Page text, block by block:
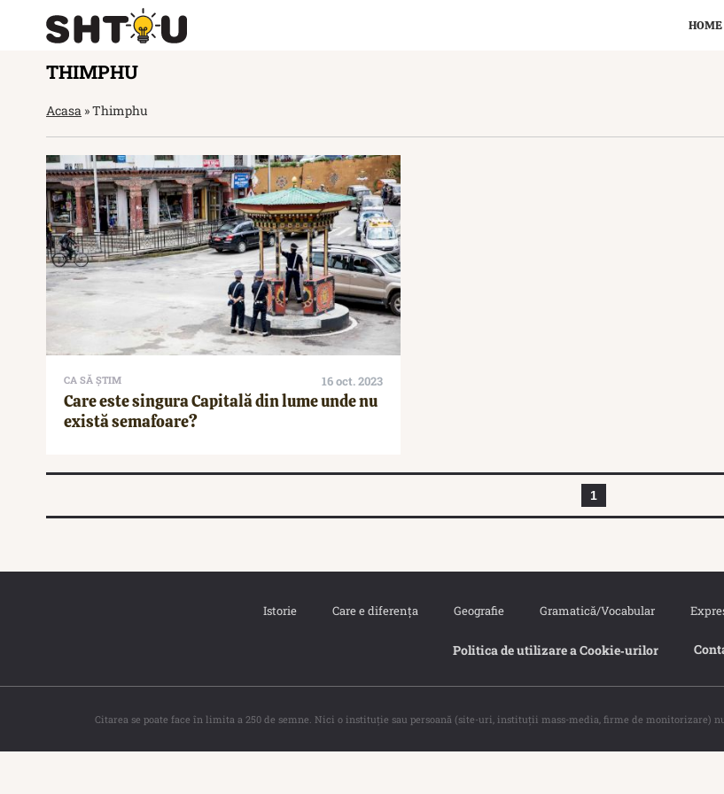
HOME
THIMPHU
Acasa »Thimphu
CA SĂ ȘTIM 16 oct. 2023
Care este singura Capitală din lume unde nu
există semafoare?
1
Istorie Care e diferența Geografie Gramatică/Vocabular
Politica de utilizare a Cookie‐urilor
Citarea se poate face în limita a 250 de semne. Nici o instituţie sau persoană (site-uri, instituţii mass-media, firme de monitorizare)